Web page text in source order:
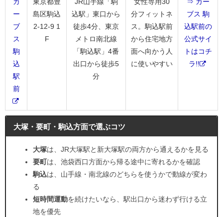
ー
ブ
ス
駒
込
駅
前
島区駒込
2-12-9 1
F
込駅」東口から
徒歩4分、東京
メトロ南北線
「駒込駅」4番
出口から徒歩5
分
分フィットネ
ス。駒込駅前
から住宅地方
面へ向かう人
に使いやすい
ブス 駒
込駅前の
公式サイ
トはコチ
ラ!!
大塚・要町・駒込方面で選ぶコツ
大塚は、JR大塚駅と新大塚駅の両方から通えるかを見る
要町は、池袋西口方面から帰る途中に寄れるかを確認
駒込は、山手線・南北線のどちらを使うかで動線が変わ
る
短時間運動を続けたいなら、駅出口から迷わず行ける立
地を優先